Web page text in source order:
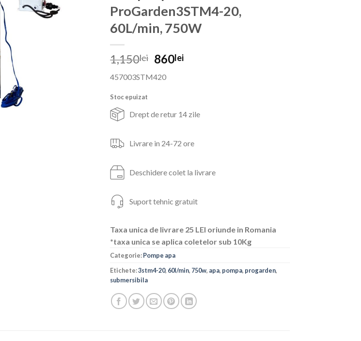
ProGarden3STM4-20,
60L/min, 750W
1,150lei Prețul
a
860leiPrețul
457003STM420
Stoc epuizat
Drept de retur 14 zile
Livrare in 24-72 ore
Deschidere colet la livrare
Suport tehnic gratuit
Taxa unica de livrare 25 LEI oriunde in Romania
*taxa unica se aplica coletelor sub 10Kg
Categorie:Pompe apa
Etichete:3stm4-20, 60l/min, 750w, apa, pompa, progarden,
submersibila